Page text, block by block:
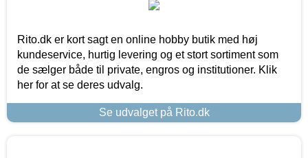
Rito.dk er kort sagt en online hobby butik med høj
kundeservice, hurtig levering og et stort sortiment som
de sælger både til private, engros og institutioner. Klik
her for at se deres udvalg.
Se udvalget på Rito.dk